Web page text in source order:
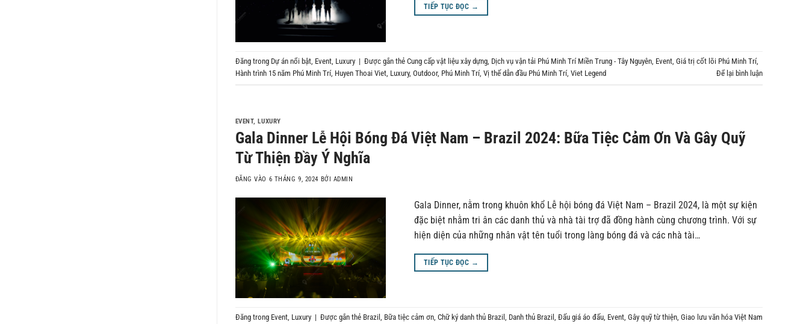
TIẾP TỤC ĐỌC →
Đăng trong Dự án nổi bật, Event, Luxury | Được gắn thẻ Cung cấp vật liệu xây dựng, Dịch vụ vận tải Phú Minh Trí Miền Trung - Tây Nguyên, Event, Giá trị cốt lõi Phú Minh Trí,
Hành trình 15 năm Phú Minh Trí, Huyen Thoai Viet, Luxury, Outdoor, Phú Minh Trí, Vị thế dẫn đầu Phú Minh Trí, Viet Legend Để lại bình luận
EVENT,LUXURY
Gala Dinner Lễ Hội Bóng Đá Việt Nam – Brazil 2024: Bữa Tiệc Cảm Ơn Và Gây Quỹ
Từ Thiện Đầy Ý Nghĩa
ĐĂNG VÀO 6 THÁNG 9, 2024 BỞI ADMIN
Gala Dinner, nằm trong khuôn khổ Lễ hội bóng đá Việt Nam – Brazil 2024, là một sự kiện
đặc biệt nhằm tri ân các danh thủ và nhà tài trợ đã đồng hành cùng chương trình. Với sự
hiện diện của những nhân vật tên tuổi trong làng bóng đá và các nhà tài…
TIẾP TỤC ĐỌC →
Đăng trong Event, Luxury | Được gắn thẻ Brazil , Bữa tiệc cảm ơn, Chữ ký danh thủ Brazil , Danh thủ Brazil , Đấu giá áo đấu, Event, Gây quỹ từ thiện, Giao lưu văn hóa Việt Nam